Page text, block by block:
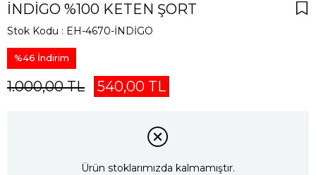
İNDIGO %100 KETEN ŞORT
Stok Kodu EH-4670-İNDİGO
%46 İndirim
1.000,00 TL 540,00 TL
Ürün stoklarımızda kalmamıştır.